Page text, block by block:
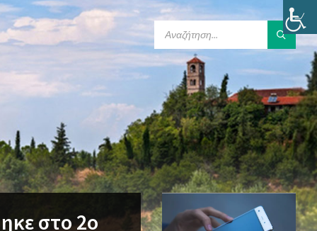
στο 2ο